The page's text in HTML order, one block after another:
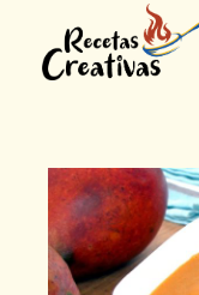
contenido